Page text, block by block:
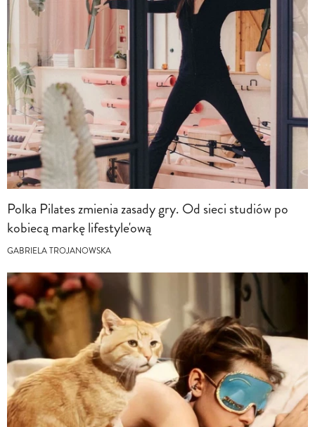
Polka Pilates zmienia zasady gry. Od sieci studiów po
kobiecą markę lifestyle'ową
GABRIELA TROJANOWSKA